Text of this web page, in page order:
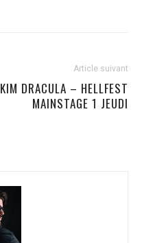
Article suivant
KIM DRACULA – HELLFEST
MAINSTAGE 1 JEUDI